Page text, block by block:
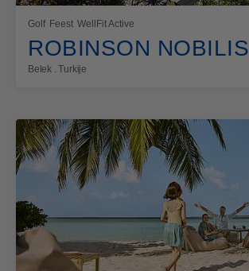
Golf Feest WellFit Active
ROBINSON NOBILIS
Belek . Turkije